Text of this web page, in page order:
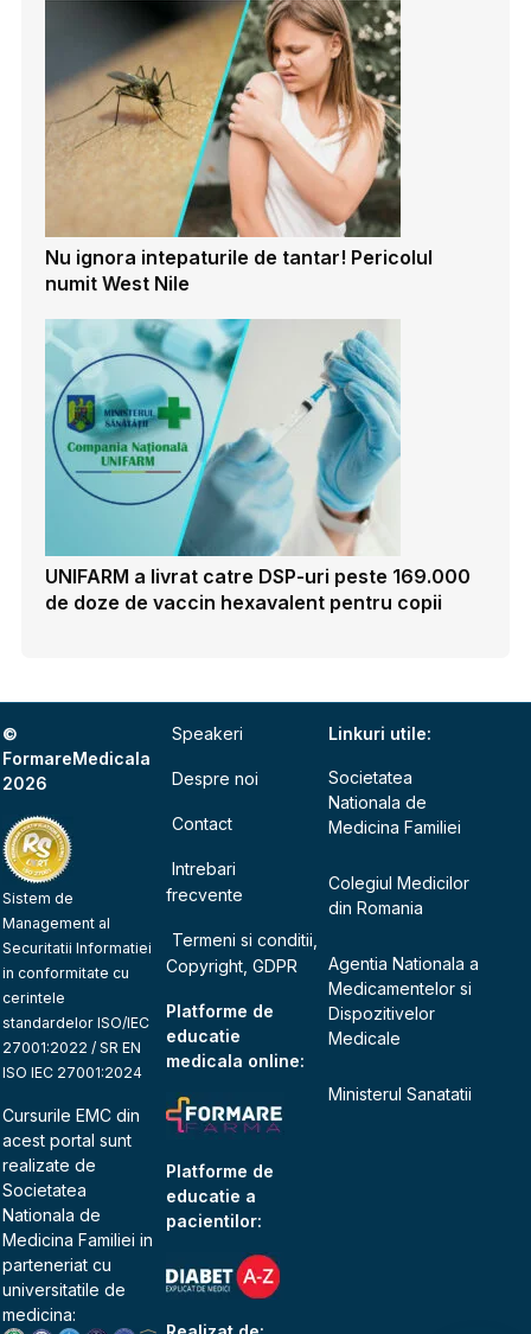
Nu ignora intepaturile de tantar! Pericolul
numit West Nile
UNIFARM a livrat catre DSP-uri peste 169.000
de doze de vaccin hexavalent pentru copii
©
FormareMedicala
2026
Sistem de
Management al
Securitatii Informatiei
in conformitate cu
cerintele
standardelor ISO/IEC
27001:2022 / SR EN
ISO IEC 27001:2024
Cursurile EMC din
acest portal sunt
realizate de
Societatea
Nationala de
Medicina Familiei in
parteneriat cu
universitatile de
medicina:
Speakeri
Despre noi
Contact
Intrebari
frecvente
Termeni si conditii,
Copyright, GDPR
Platforme de
educatie
medicala online:
Platforme de
educatie a
pacientilor:
Linkuri utile:
Societatea
Nationala de
Medicina Familiei
Colegiul Medicilor
din Romania
Agentia Nationala a
Medicamentelor si
Dispozitivelor
Medicale
Ministerul Sanatatii